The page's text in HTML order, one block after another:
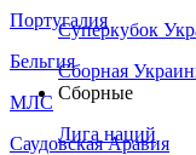
Португалия
Бельгия
МЛС
Саудовская Аравия
Суперкубок
Сборная
Сборные
Лига наций